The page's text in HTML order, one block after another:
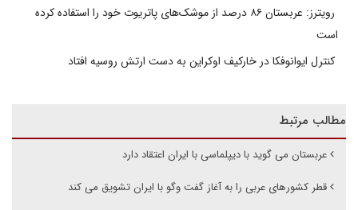
رویترز: عربستان ۸۶ درصد از موشک‌های پاتریوت خود را استفاده کرده
است
کنترل ایوانوفکا در خارکیف اوکراین به دست ارتش روسیه افتاد
مطالب مرتبط
عربستان می گوید با دیپلماسی با ایران اعتقاد دارد
قطر کشورهای عربی را به آغاز گفت وگو با ایران تشویق می کند